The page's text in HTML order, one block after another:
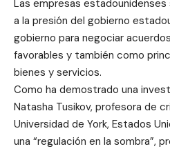
Las empresas
a la presión del gobierno
gobierno para negociar
favorables y también como
bienes y servicios.
Como ha demostrado una
Natasha Tusikov, profesora de
Universidad de York, Estados
una “regulación en la sombra”,